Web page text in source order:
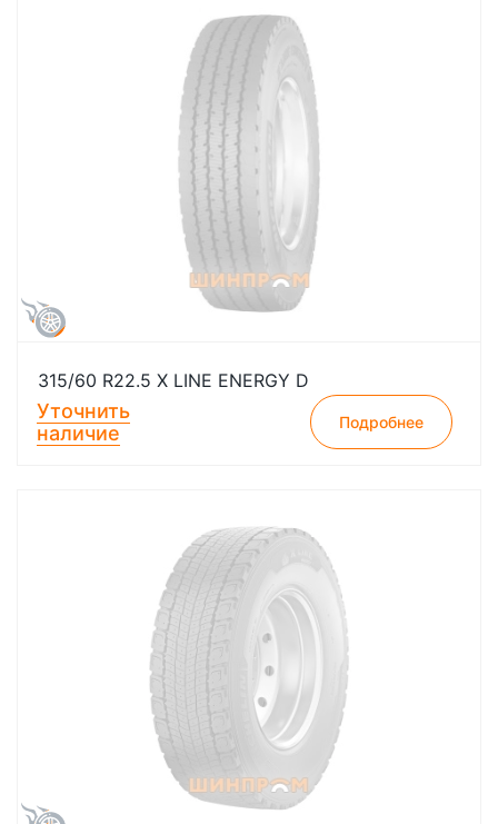
315/60 R22.5 X LINE ENERGY D
Уточнить
наличие
Подробнее